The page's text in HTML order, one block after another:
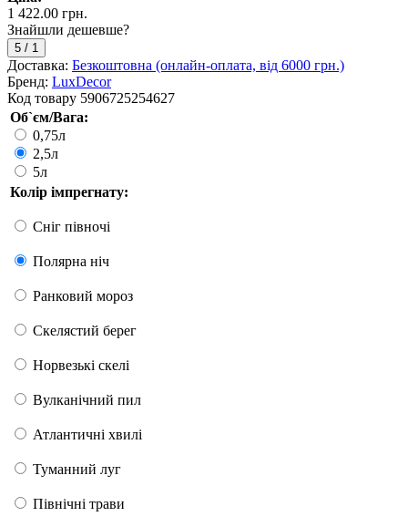
1 422.00 грн.
Знайшли дешевше?
5 / 1
Доставка: Безкоштовна (онлайн-оплата, від 6000 грн.)
Бренд: LuxDecor
Код товару 5906725254627
Об`єм/Вага:
0,75л
2,5л
5л
Колір імпрегнату:
Сніг півночі
Полярна ніч
Ранковий мороз
Скелястий берег
Норвезькі скелі
Вулканічний пил
Атлантичні хвилі
Туманний луг
Північні трави